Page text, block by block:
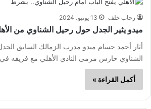
رحاب خلف 13 يونيو، 2024
ميدو يثير الجدل حول رحيل الشناوي من
أثار أحمد حسام ميدو مدرب الزمالك السابق
الشناوي حارس مرمى النادي الأهلي مع فريقه
أكمل القراءة »